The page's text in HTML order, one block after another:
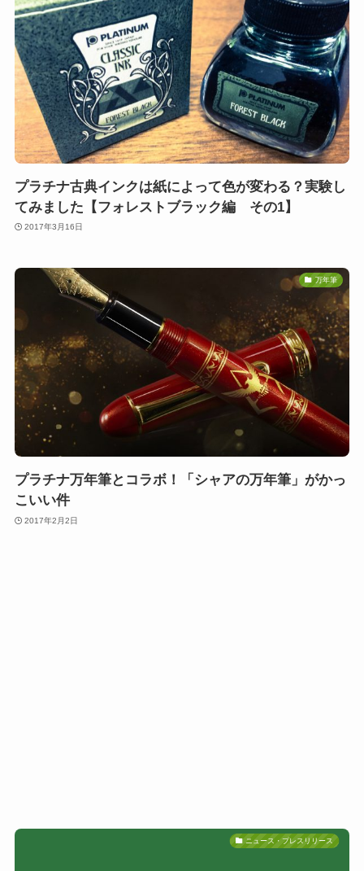
プラチナ古典インクは紙によって色が変わる？実験し
てみました【フォレストブラック編 その1】
2017年3月16日
万年筆
プラチナ万年筆とコラボ！「シャアの万年筆」がかっ
こいい件
2017年2月2日
ニュース・プレスリリース